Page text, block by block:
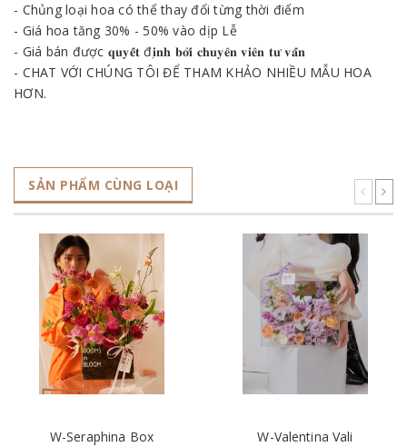
- Chủng loại hoa có thể thay đổi từng thời điểm
- Giá hoa tăng 30% - 50% vào dịp Lễ
- Giá bán được 𝐪𝐮𝐲𝐞̂́𝐭 đ𝐢̣𝐧𝐡 𝐛𝐨̛̉𝐢 𝐜𝐡𝐮𝐲𝐞̂𝐧 𝐯𝐢𝐞̂𝐧 𝐭𝐮̛ 𝐯𝐚̂́𝐧
- CHAT VỚI CHÚNG TÔI ĐỂ THAM KHẢO NHIỀU MẪU HOA
HƠN.
SẢN PHẨM CÙNG LOẠI
W-Seraphina Box W-Valentina Vali